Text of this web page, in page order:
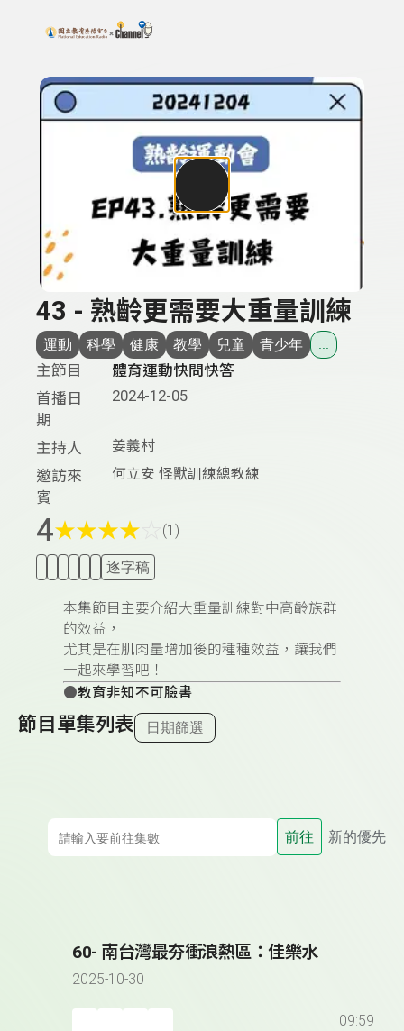
上方功能區塊
搜尋關鍵字：可輸入節目名稱、主持人或關鍵字
43 - 熟齡更需要大重量訓練
運動 科學 健康 教學 兒童 青少年
主節目
體育運動快問快答
首播日
期
2024-12-05
主持人 姜義村
邀訪來
賓
何立安 怪獸訓練總教練
4★★★★ (1)
逐字稿
本集節目主要介紹大重量訓練對中高齡族群
的效益，
尤其是在肌肉量增加後的種種效益，讓我們
一起來學習吧！
●教育非知不可臉書
節目單集列表 日期篩選
前往 新的優先
60- 南台灣最夯衝浪熱區：佳樂水
2025-10-30
09:59